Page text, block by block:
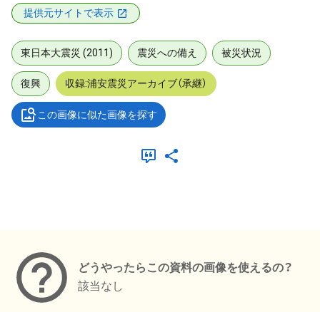
提供元サイトで表示
東日本大震災 (2011) 震災への備え 被災状況
復興 収録:浦安震災アーカイブ（承継）
この画像に似た画像を探す
どうやったらこの資料の画像を使えるの？
該当なし